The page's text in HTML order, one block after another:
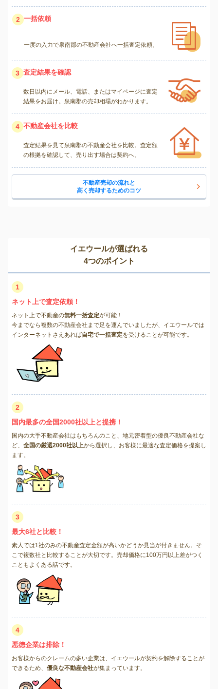
2 一括依頼
一度の入力で泉南郡の不動産会社へ一括査定依頼。
3 査定結果を確認
数日以内にメール、電話、またはマイページに査定
結果をお届け。泉南郡の売却相場がわかります。
4 不動産会社を比較
査定結果を見て泉南郡の不動産会社を比較。査定額
の根拠を確認して、売り出す場合は契約へ。
不動産売却の流れと
高く売却するためのコツ
イエウールが選ばれる
4つのポイント
1
ネット上で査定依頼！
ネット上で不動産の無料一括査定が可能！
今までなら複数の不動産会社まで足を運んでいましたが、イエウールでは
インターネットさえあれば自宅で一括査定を受けることが可能です。
2
国内最多の全国2000社以上と提携！
国内の大手不動産会社はもちろんのこと、地元密着型の優良不動産会社な
ど、 全国の厳選2000社以上から選択し、お客様に最適な査定価格を提案し
ます。
3
最大6社と比較！
素人では1社のみの不動産査定金額が高いかどうか見当が付きません。そ
こで複数社と比較することが大切です。売却価格に100万円以上差がつく
こともよくある話です。
4
悪徳企業は排除！
お客様からのクレームの多い企業は、イエウールが契約を解除することが
できるため、 優良な不動産会社が集まっています。